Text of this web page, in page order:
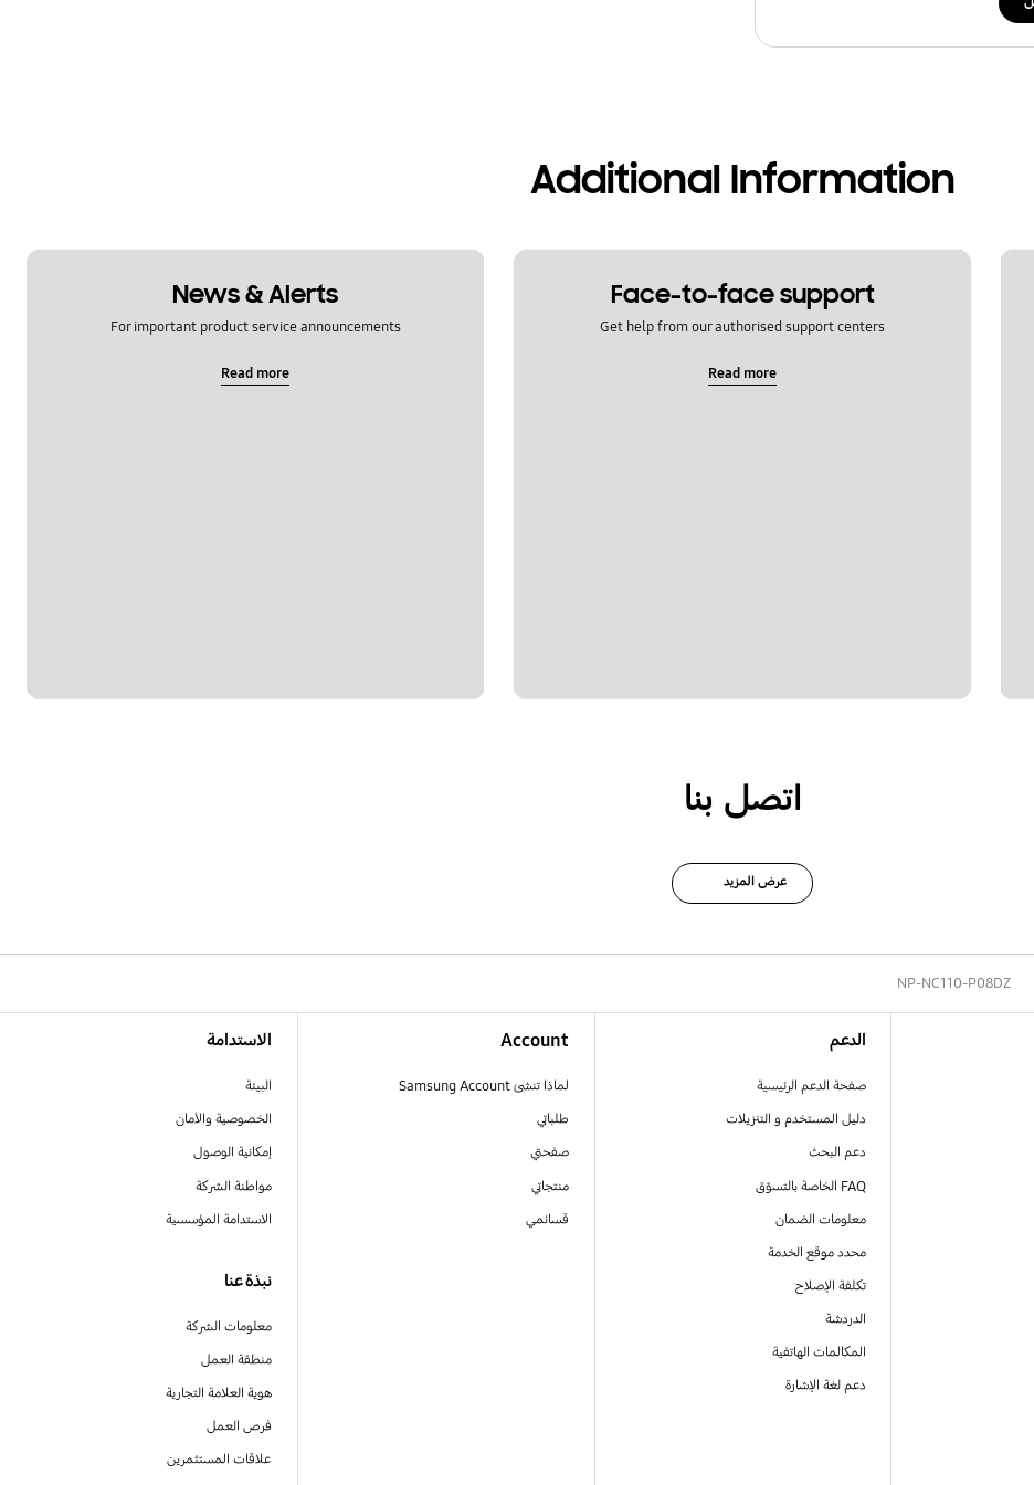
Additional Information
Face-to-face support
Get help from our authorised support centers
Read more
News & Alerts
For important product service announcements
Read more
اتصل بنا
عرض المزيد
NP-NC110-P08DZ
الدعم
صفحة الدعم الرئيسية
دليل المستخدم و التنزيلات
دعم البحث
FAQ الخاصة بالتسوّق
معلومات الضمان
محدد موقع الخدمة
تكلفة الإصلاح
الدردشة
المكالمات الهاتفية
دعم لغة الإشارة
Account
لماذا تنشئ Samsung Account
طلباتي
صفحتي
منتجاتي
قسائمي
الاستدامة
البيئة
الخصوصية والأمان
إمكانية الوصول
مواطنة الشركة
الاستدامة المؤسسية
نبذة عنا
معلومات الشركة
منطقة العمل
هوية العلامة التجارية
فرص العمل
علاقات المستثمرين